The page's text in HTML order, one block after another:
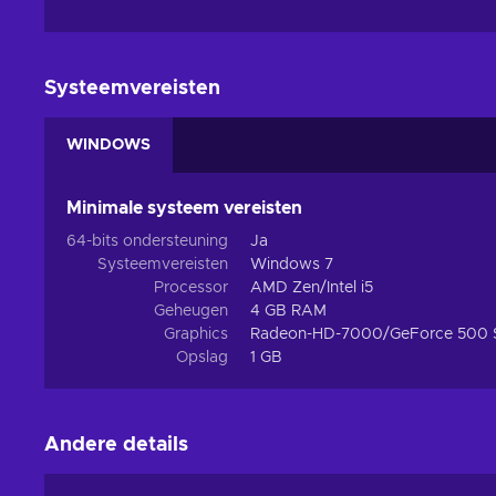
Systeemvereisten
WINDOWS
Minimale systeem vereisten
64-bits ondersteuning
Ja
Systeemvereisten
Windows 7
Processor
AMD Zen/Intel i5
Geheugen
4 GB RAM
Graphics
Radeon-HD-7000/GeForce 500
Opslag
1 GB
Andere details